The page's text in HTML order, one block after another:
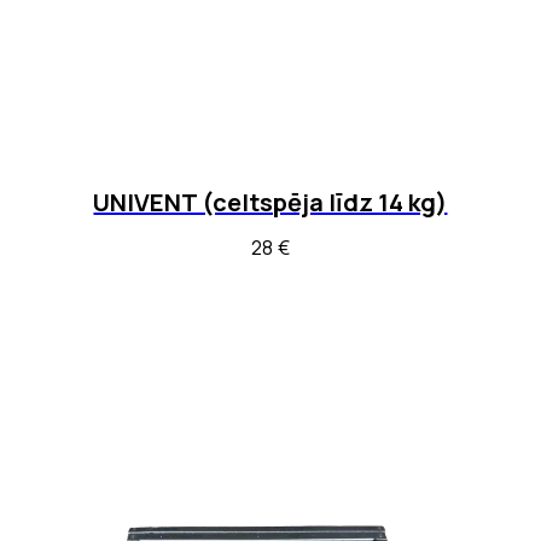
UNIVENT (celtspēja līdz 14 kg)
28 €